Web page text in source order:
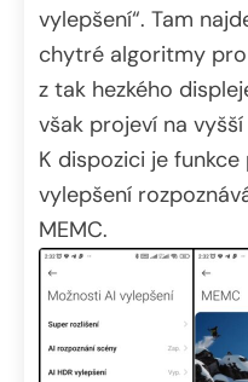
vylepšení“. Tam
chytré algoritmy
z tak hezkého
však projeví na
K dispozici je
vylepšení
MEMC.